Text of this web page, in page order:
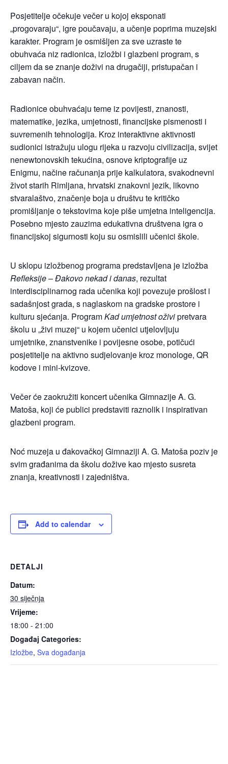
Posjetitelje očekuje večer u kojoj eksponati
„progovaraju“, igre poučavaju, a učenje poprima muzejski
karakter. Program je osmišljen za sve uzraste te
obuhvaća niz radionica, izložbi i glazbeni program, s
ciljem da se znanje doživi na drugačiji, pristupačan i
zabavan način.
Radionice obuhvaćaju teme iz povijesti, znanosti,
matematike, jezika, umjetnosti, financijske pismenosti i
suvremenih tehnologija. Kroz interaktivne aktivnosti
sudionici istražuju ulogu rijeka u razvoju civilizacija, svijet
nenewtonovskih tekućina, osnove kriptografije uz
Enigmu, načine računanja prije kalkulatora, svakodnevni
život starih Rimljana, hrvatski znakovni jezik, likovno
stvaralaštvo, značenje boja u društvu te kritičko
promišljanje o tekstovima koje piše umjetna inteligencija.
Posebno mjesto zauzima edukativna društvena igra o
financijskoj sigurnosti koju su osmislili učenici škole.
U sklopu izložbenog programa predstavljena je izložba
Refleksije – Đakovo nekad i danas, rezultat
interdisciplinarnog rada učenika koji povezuje prošlost i
sadašnjost grada, s naglaskom na gradske prostore i
kulturu sjećanja. ProgramKad umjetnost oživipretvara
školu u „živi muzej“ u kojem učenici utjelovljuju
umjetnike, znanstvenike i povijesne osobe, potičući
posjetitelje na aktivno sudjelovanje kroz monologe, QR
kodove i mini-kvizove.
Večer će zaokružiti koncert učenika Gimnazije A. G.
Matoša, koji će publici predstaviti raznolik i inspirativan
glazbeni program.
Noć muzeja u đakovačkoj Gimnaziji A. G. Matoša poziv je
svim građanima da školu dožive kao mjesto susreta
znanja, kreativnosti i zajedništva.
Add to calendar
DETALJI
Datum:
30 siječnja
Vrijeme:
18:00 - 21:00
Događaj Categories:
Izložbe, Sva događanja